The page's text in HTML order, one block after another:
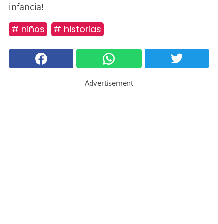
infancia!
# niños # historias
Advertisement